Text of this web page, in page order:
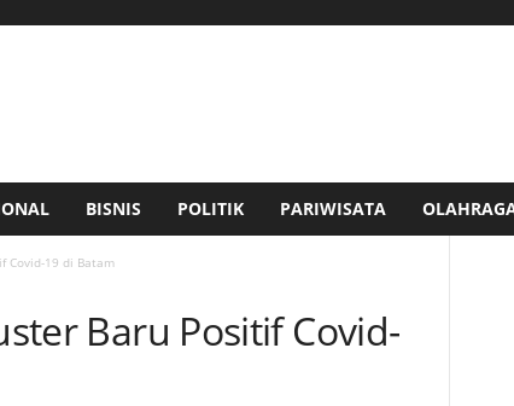
BISNIS POLITIK PARIWISATA
Covid-19 di Batam
Baru Positif Covid-